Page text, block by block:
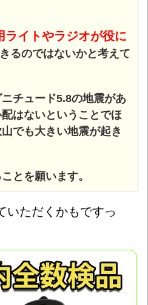
ライトやラジオが役に
るのではないかと考えて
チュード5.8の地震があ
はないということでほ
でも大きい地震が起き
とを願います。
いただくかもですっ